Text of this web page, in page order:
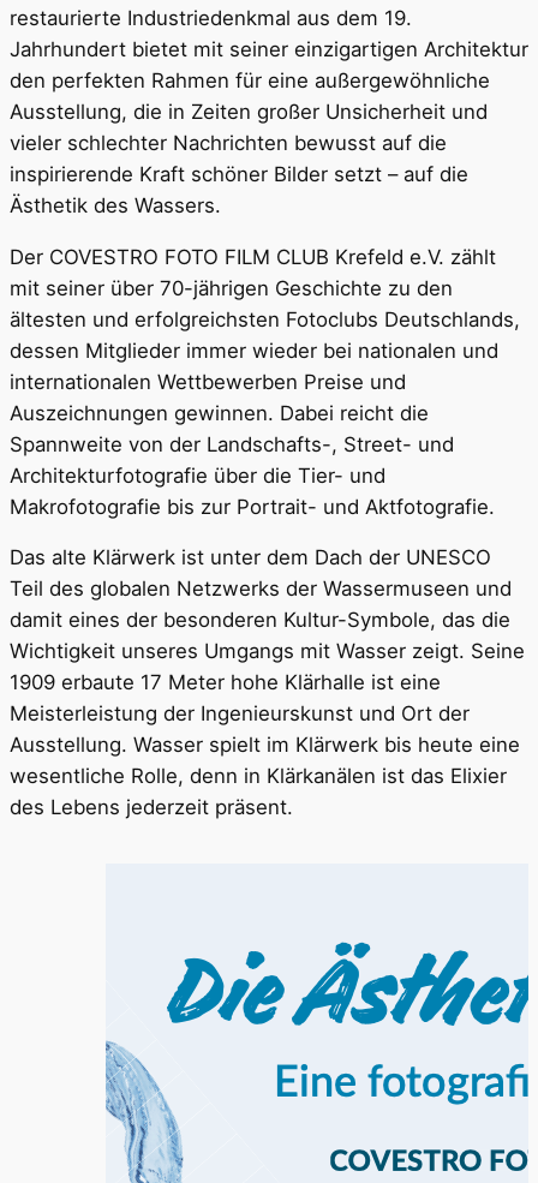
restaurierte Industriedenkmal aus dem 19.
Jahrhundert bietet mit seiner einzigartigen Architektur
den perfekten Rahmen für eine außergewöhnliche
Ausstellung, die in Zeiten großer Unsicherheit und
vieler schlechter Nachrichten bewusst auf die
inspirierende Kraft schöner Bilder setzt – auf die
Ästhetik des Wassers.
Der COVESTRO FOTO FILM CLUB Krefeld e.V. zählt
mit seiner über 70-jährigen Geschichte zu den
ältesten und erfolgreichsten Fotoclubs Deutschlands,
dessen Mitglieder immer wieder bei nationalen und
internationalen Wettbewerben Preise und
Auszeichnungen gewinnen. Dabei reicht die
Spannweite von der Landschafts-, Street- und
Architekturfotografie über die Tier- und
Makrofotografie bis zur Portrait- und Aktfotografie.
Das alte Klärwerk ist unter dem Dach der UNESCO
Teil des globalen Netzwerks der Wassermuseen und
damit eines der besonderen Kultur-Symbole, das die
Wichtigkeit unseres Umgangs mit Wasser zeigt. Seine
1909 erbaute 17 Meter hohe Klärhalle ist eine
Meisterleistung der Ingenieurskunst und Ort der
Ausstellung. Wasser spielt im Klärwerk bis heute eine
wesentliche Rolle, denn in Klärkanälen ist das Elixier
des Lebens jederzeit präsent.